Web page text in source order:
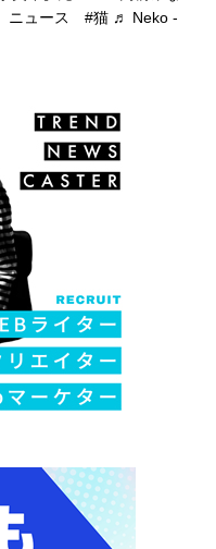
ニュース #猫 ♬ Neko -